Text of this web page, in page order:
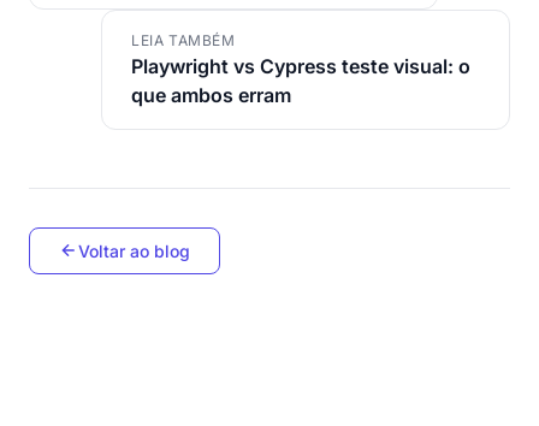
LEIA TAMBÉM
Playwright vs Cypress teste visual: o
que ambos erram
Voltar ao blog